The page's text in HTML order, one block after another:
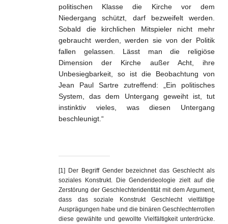
politischen Klasse die Kirche vor dem
Niedergang schützt, darf bezweifelt werden.
Sobald die kirchlichen Mitspieler nicht mehr
gebraucht werden, werden sie von der Politik
fallen gelassen. Lässt man die religiöse
Dimension der Kirche außer Acht, ihre
Unbesiegbarkeit, so ist die Beobachtung von
Jean Paul Sartre zutreffend: „Ein politisches
System, das dem Untergang geweiht ist, tut
instinktiv vieles, was diesen Untergang
beschleunigt.“
[1] Der Begriff Gender bezeichnet das Geschlecht als
soziales Konstrukt. Die Genderideologie zielt auf die
Zerstörung der Geschlechteridentität mit dem Argument,
dass das soziale Konstrukt Geschlecht vielfältige
Ausprägungen habe und die binären Geschlechterrollen
diese gewählte und gewollte Vielfältigkeit unterdrücke.